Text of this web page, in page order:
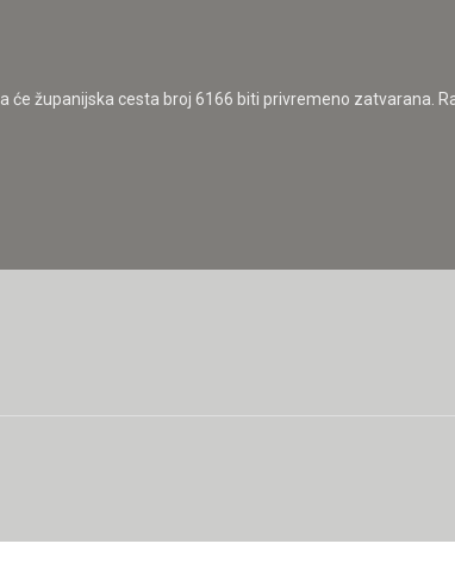
će županijska cesta broj 6166 biti privremeno zatvarana.